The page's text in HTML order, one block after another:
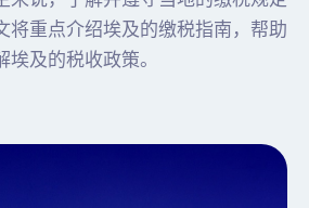
将重点介绍埃及的缴税指南，帮助
及的税收政策。